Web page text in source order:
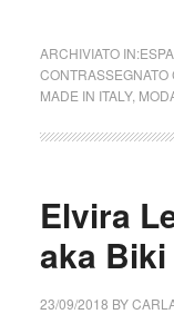
ARCHIVIATO IN:
CONTRASSEGNATO
MADE IN ITALY,
Elvira
aka
23/09/2018 BY